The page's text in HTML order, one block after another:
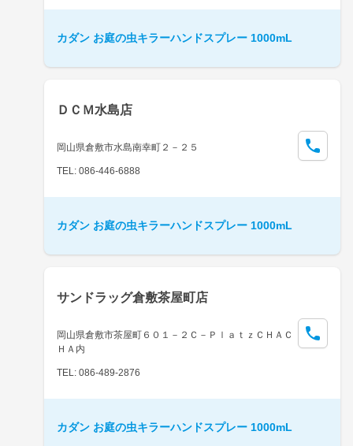
カダン お庭の虫キラーハンドスプレー 1000mL
ＤＣＭ水島店
岡山県倉敷市水島南幸町２－２５
TEL: 086-446-6888
カダン お庭の虫キラーハンドスプレー 1000mL
サンドラッグ倉敷茶屋町店
岡山県倉敷市茶屋町６０１－２Ｃ－ＰｌａｔｚＣＨＡＣ
ＨＡ内
TEL: 086-489-2876
カダン お庭の虫キラーハンドスプレー 1000mL